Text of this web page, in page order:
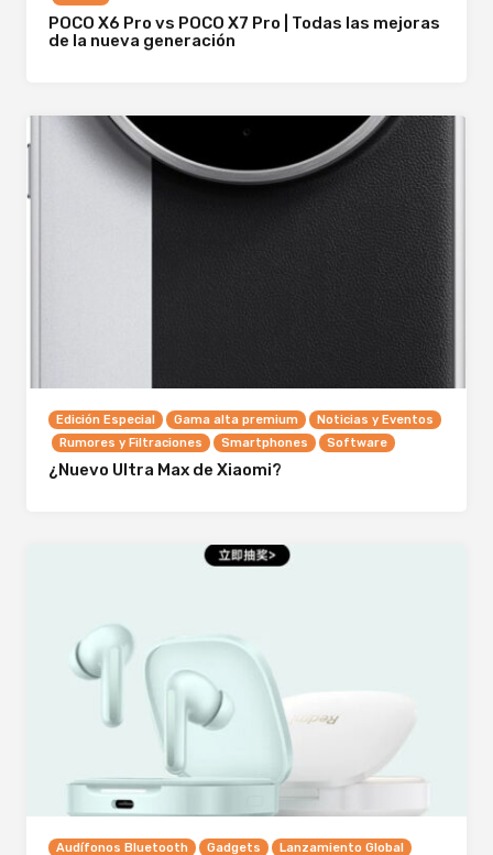
POCO X6 Pro vs POCO X7 Pro | Todas las mejoras
de la nueva generación
Edición Especial Gama alta premium
Noticias y Eventos
Rumores y Filtraciones
Smartphones Software
¿Nuevo Ultra Max de Xiaomi?
Audífonos Bluetooth Gadgets Lanzamiento Global